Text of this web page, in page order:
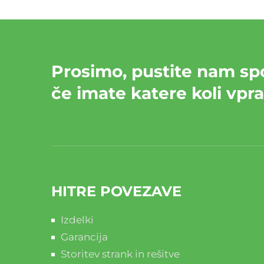
Prosimo, pustite nam
če imate katere koli
HITRE POVEZAVE
Izdelki
Garancija
Storitev strank in rešitve